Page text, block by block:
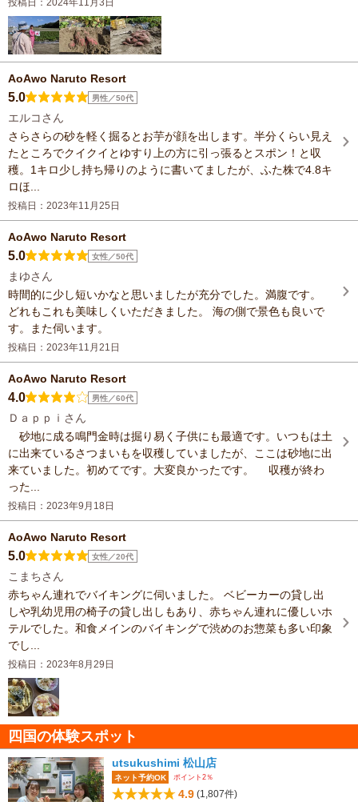
投稿日：2024年11月3日
AoAwo Naruto Resort
5.0 男性／50代
エルコさん
さらさらの砂を軽く掘るとお芋が顔を出します。半分くらい見え
たところでクイクイとゆすり上の方に引っ張るとスポン！と収
穫。1キロ少し持ち帰りのように書いてましたが、ふた株で4.8キ
ロほ...
投稿日：2023年11月25日
AoAwo Naruto Resort
5.0 女性／50代
まゆさん
時間的に少し短いかなと思いましたが充分でした。満腹です。
どれもこれも美味しくいただきました。 海の側で景色も良いで
す。また伺います。
投稿日：2023年11月21日
AoAwo Naruto Resort
4.0 男性／60代
Ｄａｐｐｉさん
砂地に成る鳴門金時は掘り易く子供にも最適です。いつもは土
に出来ているさつまいもを収穫していましたが、ここは砂地に出
来ていました。初めてです。大変良かったです。 収穫が終わ
った...
投稿日：2023年9月18日
AoAwo Naruto Resort
5.0 女性／20代
こまちさん
赤ちゃん連れでバイキングに伺いました。 ベビーカーの貸し出
しや乳幼児用の椅子の貸し出しもあり、赤ちゃん連れに優しいホ
テルでした。和食メインのバイキングで渋めのお惣菜も多い印象
でし...
投稿日：2023年8月29日
四国の体験スポット
utsukushimi 松山店
ネット予約OK ポイント2％
4.9 (1,807件)